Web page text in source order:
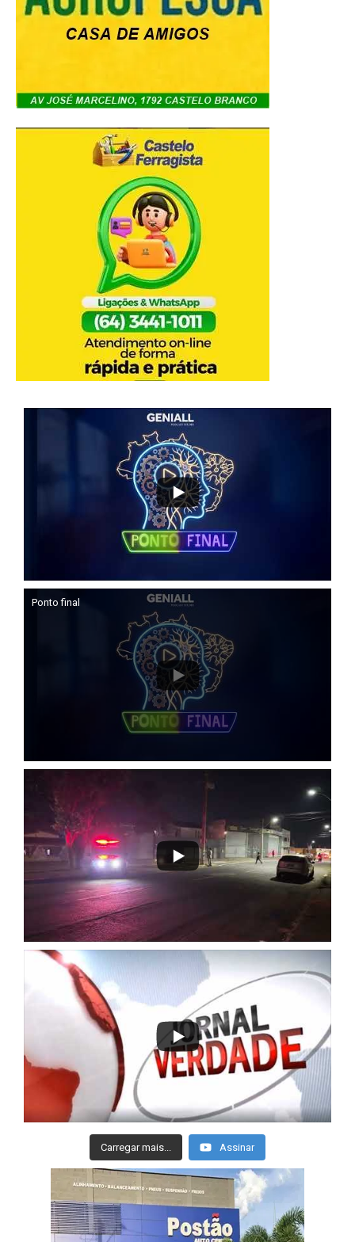
Ponto final
Carregar mais... Assinar